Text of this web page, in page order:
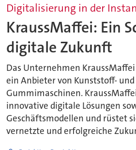
Digitalisierung in der
KraussMaffei: Ein
digitale Zukunft
Das Unternehmen
ein Anbieter von Kunststoff- und
Gummimaschinen.
innovative digitale Lösungen
Geschäftsmodellen und rüstet
vernetzte und erfolgreiche